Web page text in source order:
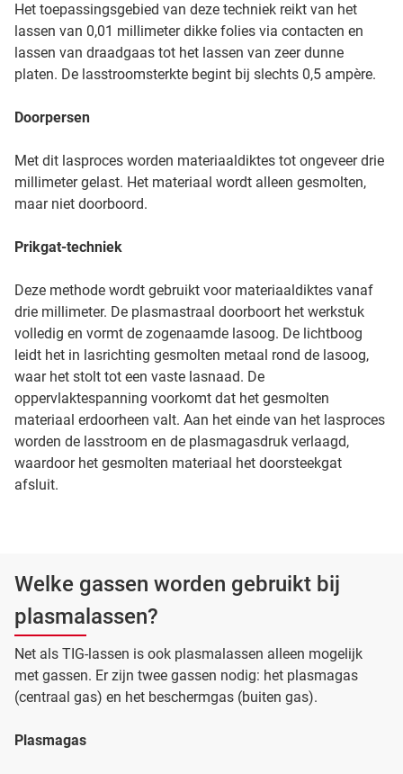
Het toepassingsgebied van deze techniek reikt van het
lassen van 0,01 millimeter dikke folies via contacten en
lassen van draadgaas tot het lassen van zeer dunne
platen. De lasstroomsterkte begint bij slechts 0,5 ampère.
Doorpersen
Met dit lasproces worden materiaaldiktes tot ongeveer drie
millimeter gelast. Het materiaal wordt alleen gesmolten,
maar niet doorboord.
Prikgat-techniek
Deze methode wordt gebruikt voor materiaaldiktes vanaf
drie millimeter. De plasmastraal doorboort het werkstuk
volledig en vormt de zogenaamde lasoog. De lichtboog
leidt het in lasrichting gesmolten metaal rond de lasoog,
waar het stolt tot een vaste lasnaad. De
oppervlaktespanning voorkomt dat het gesmolten
materiaal erdoorheen valt. Aan het einde van het lasproces
worden de lasstroom en de plasmagasdruk verlaagd,
waardoor het gesmolten materiaal het doorsteekgat
afsluit.
Welke gassen worden gebruikt bij
plasmalassen?
Net als TIG-lassen is ook plasmalassen alleen mogelijk
met gassen. Er zijn twee gassen nodig: het plasmagas
(centraal gas) en het beschermgas (buiten gas).
Plasmagas